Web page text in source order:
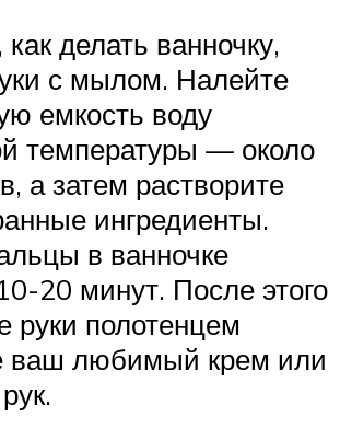
делать ванночку,
с мылом. Налейте
емкость воду
температуры — около
а затем растворите
ингредиенты.
в ванночке
20 минут. После этого
руки полотенцем
ваш любимый крем или